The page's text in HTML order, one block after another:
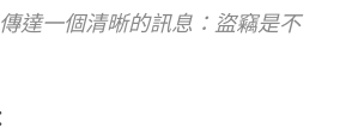
達一個清晰的訊息：盜竊是不